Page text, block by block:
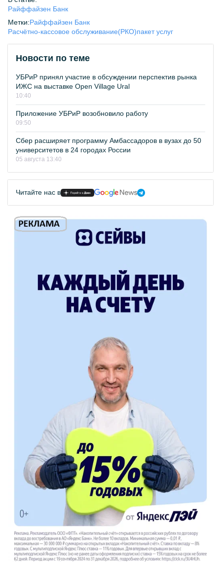
Райффайзен Банк
Метки:Райффайзен Банк
Расчётно-кассовое обслуживание(РКО)пакет услуг
Новости по теме
УБРиР принял участие в обсуждении перспектив рынка
ИЖС на выставке Open Village Ural
10:40
Приложение УБРиР возобновило работу
09:50
Сбер расширяет программу Амбассадоров в вузах до 50
университетов в 24 городах России
05 августа 13:40
Читайте нас в